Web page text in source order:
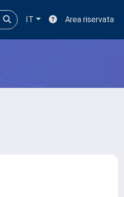
IT Area riservata